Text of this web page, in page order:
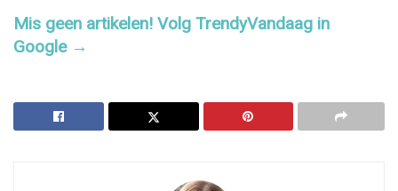
Mis geen artikelen! Volg TrendyVandaag in
Google →